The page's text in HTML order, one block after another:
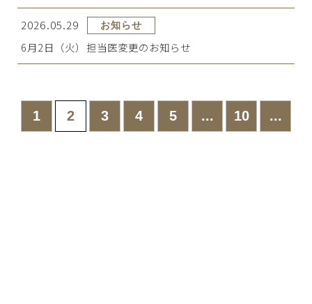
2026.05.29 お知らせ
6月2日（火）担当医変更のお知らせ
1 2 3 4 5 ... 10 ...